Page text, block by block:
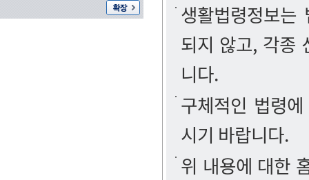
생활법령정보
되지 않고, 각종
니다.
구체적인 법령
시기 바랍니다.
위 내용에 대한